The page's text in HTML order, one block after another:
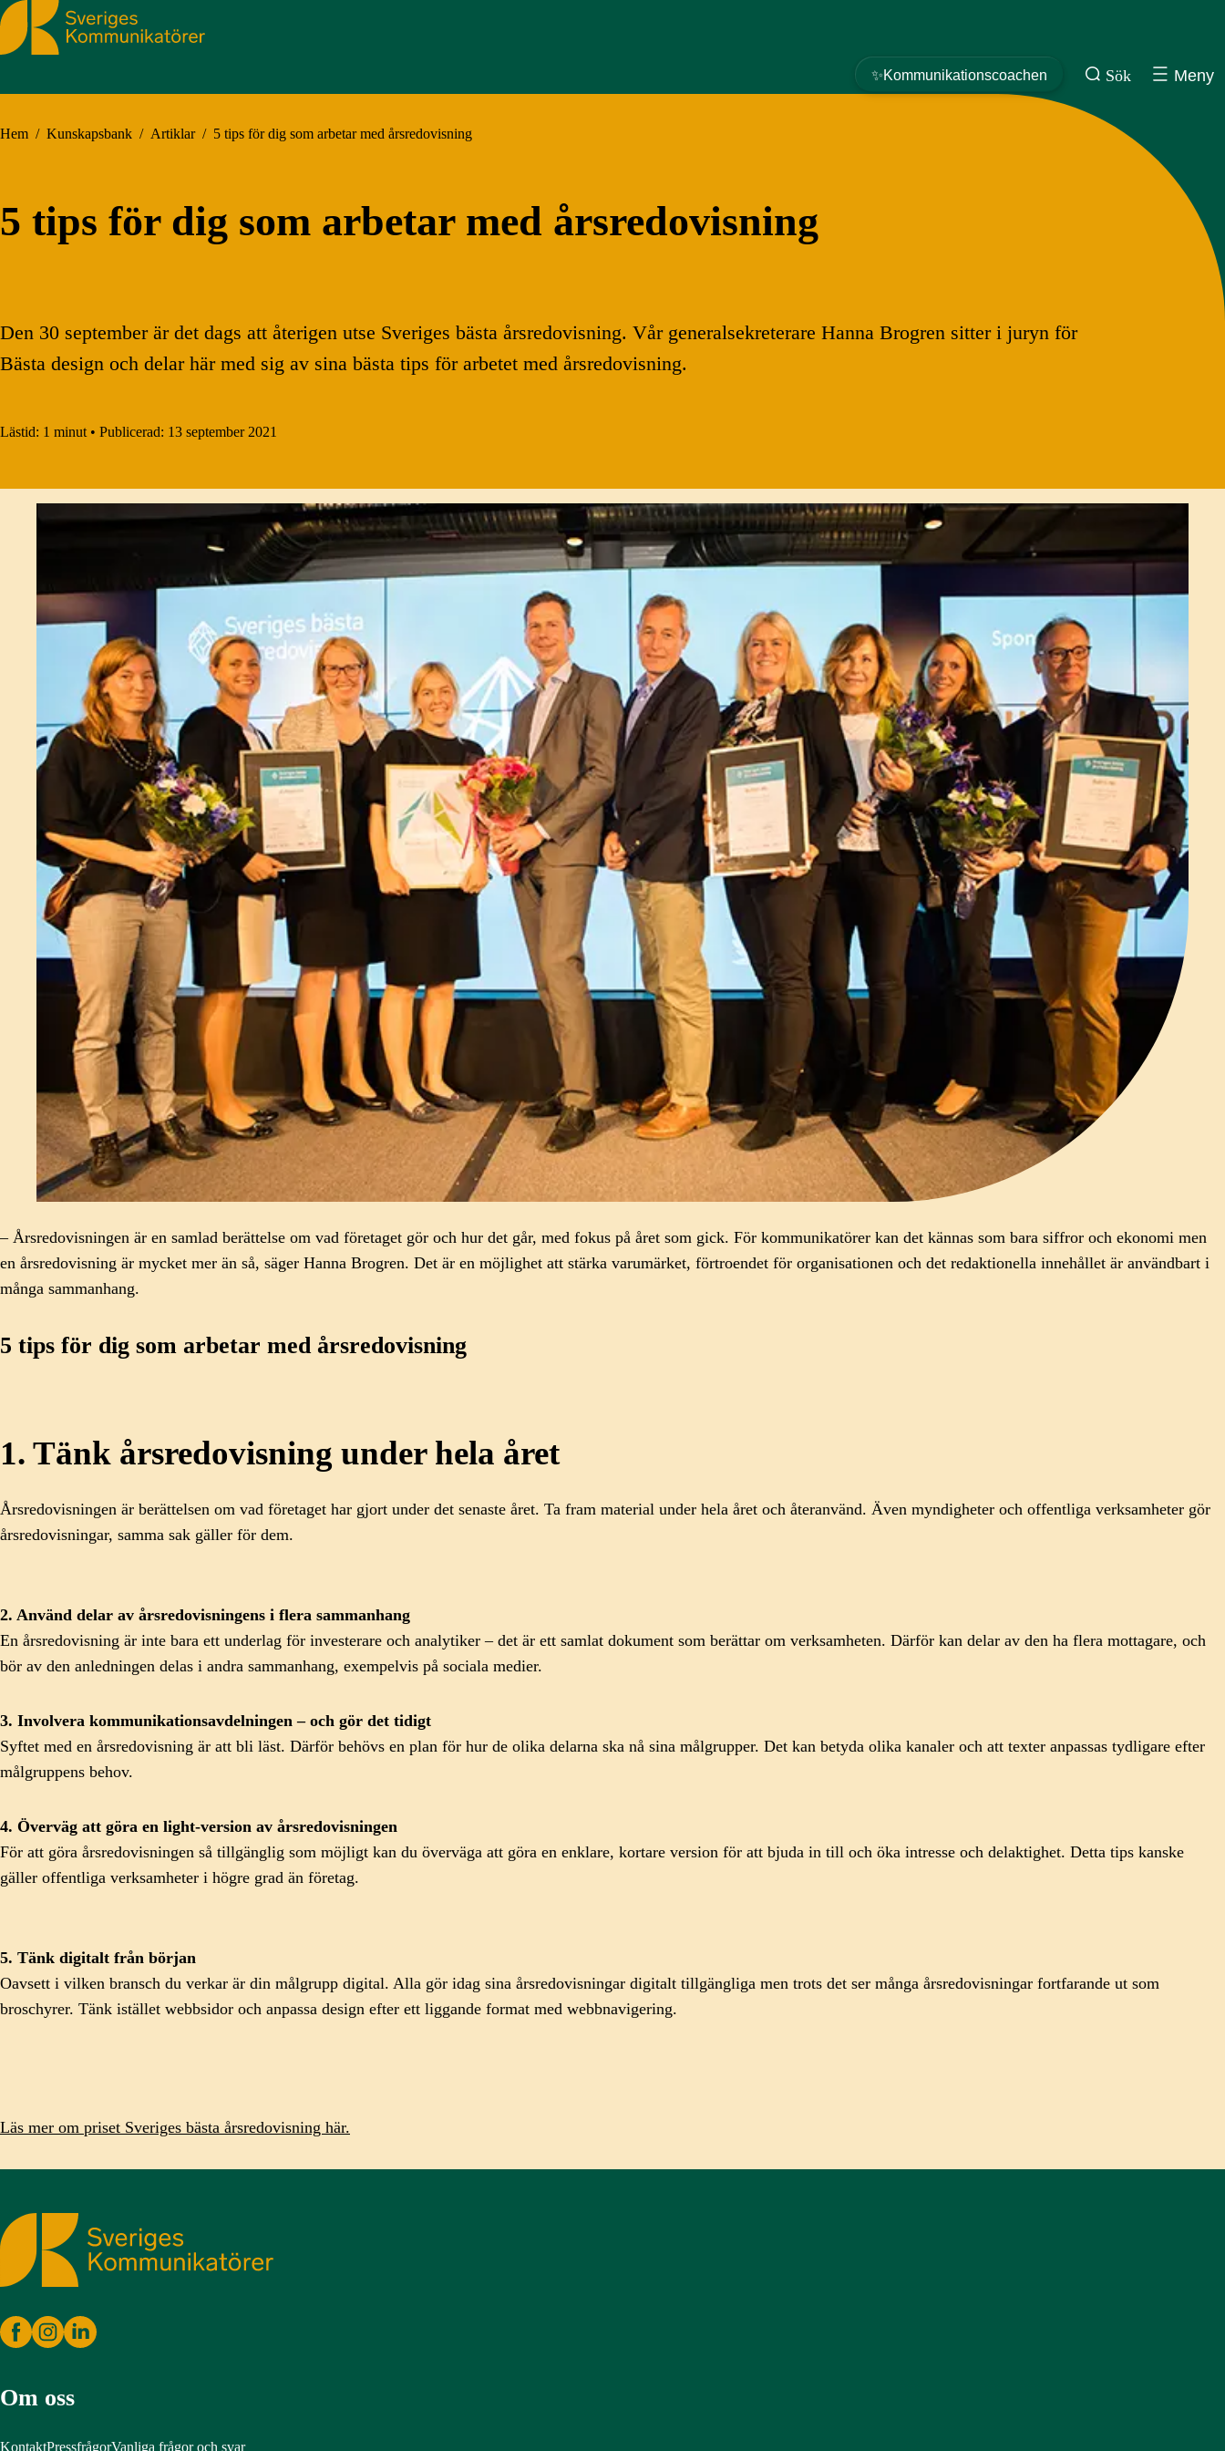
Sveriges Kommunikatörer
✨Kommunikationscoachen Sök Meny
Hem / Kunskapsbank / Artiklar / 5 tips för dig som arbetar med årsredovisning
5 tips för dig som arbetar med årsredovisning
Den 30 september är det dags att återigen utse Sveriges bästa årsredovisning. Vår generalsekreterare Hanna Brogren sitter i juryn för
Bästa design och delar här med sig av sina bästa tips för arbetet med årsredovisning.
Lästid: 1 minut • Publicerad: 13 september 2021
– Årsredovisningen är en samlad berättelse om vad företaget gör och hur det går, med fokus på året som gick. För kommunikatörer kan det kännas som bara siffror och ekonomi men
en årsredovisning är mycket mer än så, säger Hanna Brogren. Det är en möjlighet att stärka varumärket, förtroendet för organisationen och det redaktionella innehållet är användbart i
många sammanhang.
5 tips för dig som arbetar med årsredovisning
1. Tänk årsredovisning under hela året
Årsredovisningen är berättelsen om vad företaget har gjort under det senaste året. Ta fram material under hela året och återanvänd. Även myndigheter och offentliga verksamheter gör
årsredovisningar, samma sak gäller för dem.
2. Använd delar av årsredovisningens i flera sammanhang
En årsredovisning är inte bara ett underlag för investerare och analytiker – det är ett samlat dokument som berättar om verksamheten. Därför kan delar av den ha flera mottagare, och
bör av den anledningen delas i andra sammanhang, exempelvis på sociala medier.
3. Involvera kommunikationsavdelningen – och gör det tidigt
Syftet med en årsredovisning är att bli läst. Därför behövs en plan för hur de olika delarna ska nå sina målgrupper. Det kan betyda olika kanaler och att texter anpassas tydligare efter
målgruppens behov.
4. Överväg att göra en light-version av årsredovisningen
För att göra årsredovisningen så tillgänglig som möjligt kan du överväga att göra en enklare, kortare version för att bjuda in till och öka intresse och delaktighet. Detta tips kanske
gäller offentliga verksamheter i högre grad än företag.
5. Tänk digitalt från början
Oavsett i vilken bransch du verkar är din målgrupp digital. Alla gör idag sina årsredovisningar digitalt tillgängliga men trots det ser många årsredovisningar fortfarande ut som
broschyrer. Tänk istället webbsidor och anpassa design efter ett liggande format med webbnavigering.
Läs mer om priset Sveriges bästa årsredovisning här.
Sveriges Kommunikatörer
Om oss
KontaktPressfrågorVanliga frågor och svar